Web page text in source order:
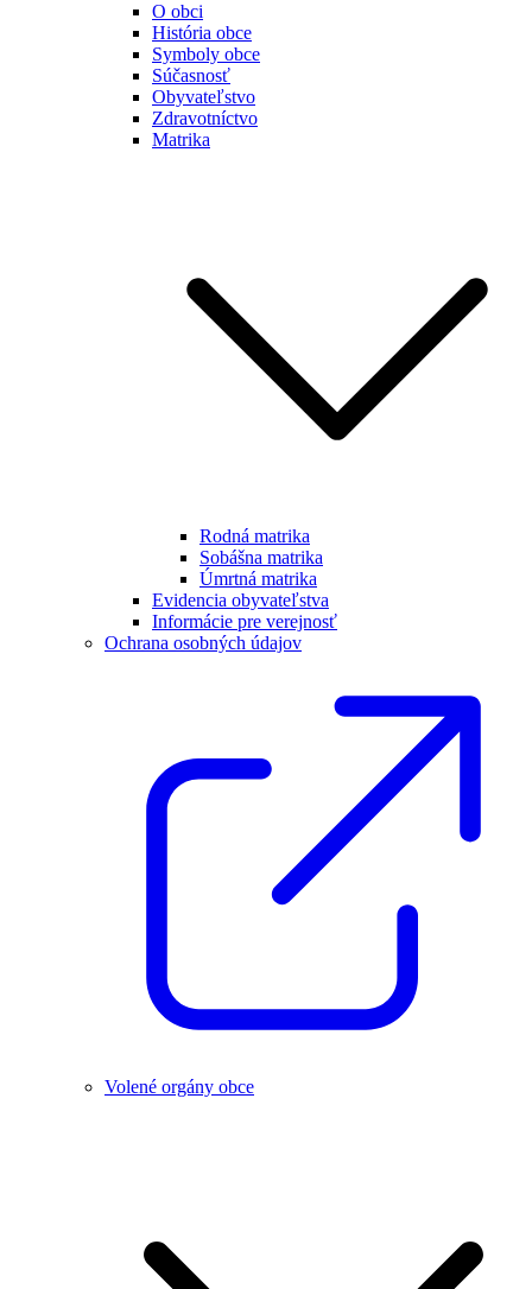
O obci
História obce
Symboly obce
Súčasnosť
Obyvateľstvo
Zdravotníctvo
Matrika
Rodná matrika
Sobášna matrika
Úmrtná matrika
Evidencia obyvateľstva
Informácie pre verejnosť
Ochrana osobných údajov
Volené orgány obce